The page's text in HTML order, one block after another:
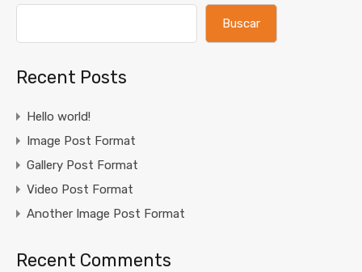
Buscar
Recent Posts
Hello world!
Image Post Format
Gallery Post Format
Video Post Format
Another Image Post Format
Recent Comments